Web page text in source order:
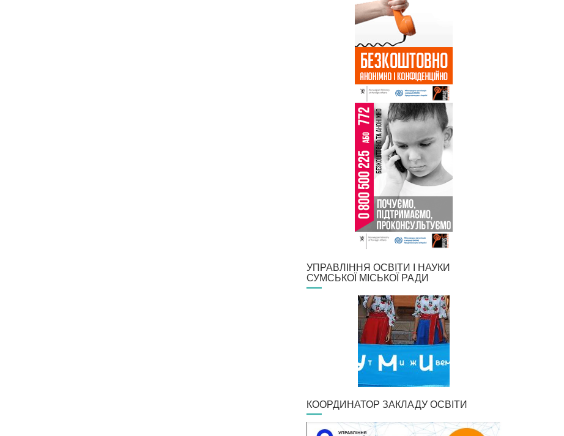
УПРАВЛІННЯ ОСВІТИ І НАУКИ
СУМСЬКОЇ МІСЬКОЇ РАДИ
КООРДИНАТОР ЗАКЛАДУ ОСВІТИ